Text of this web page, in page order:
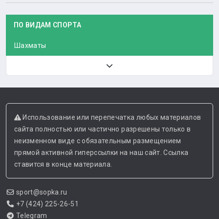
ПО ВИДАМ СПОРТА
Шахматы
Использование или перепечатка любых материалов
сайта полностью или частично разрешены только в
неизменном виде с обязательным размещением
прямой активной гиперссылки на наш сайт. Ссылка
ставится в конце материала.
sport@sopka.ru
+7 (424) 225-26-51
Telegram